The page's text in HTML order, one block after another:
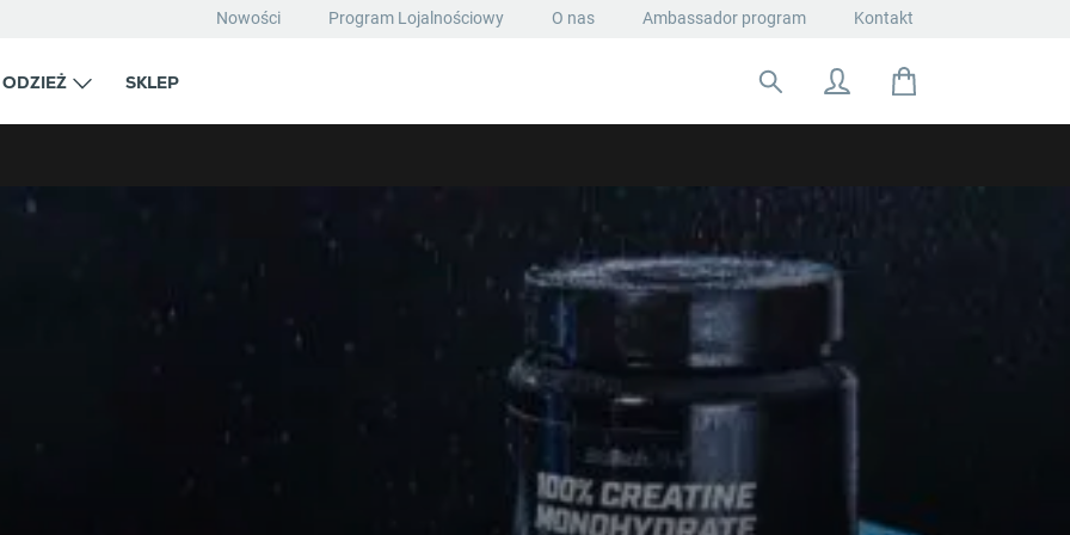
Nowości Program Lojalnościowy O nas Ambassador program Kontakt
ODZIEŻ SKLEP
Szukaj: